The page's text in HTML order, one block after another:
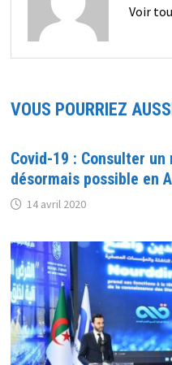
Voir
VOUS POURRIEZ
Covid-19 : Consulter
désormais possible en
14 avril 2020